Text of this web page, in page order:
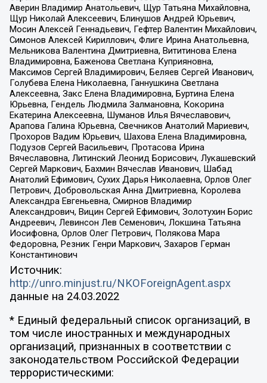
Аверин Владимир Анатольевич, Щур Татьяна Михайловна,
Щур Николай Алексеевич, Блинушов Андрей Юрьевич,
Мосин Алексей Геннадьевич, Гефтер Валентин Михайлович,
Симонов Алексей Кириллович, Флиге Ирина Анатольевна,
Мельникова Валентина Дмитриевна, Вититинова Елена
Владимировна, Баженова Светлана Куприяновна,
Максимов Сергей Владимирович, Беляев Сергей Иванович,
Голубева Елена Николаевна, Ганнушкина Светлана
Алексеевна, Закс Елена Владимировна, Буртина Елена
Юрьевна, Гендель Людмила Залмановна, Кокорина
Екатерина Алексеевна, Шуманов Илья Вячеславович,
Арапова Галина Юрьевна, Свечников Анатолий Мариевич,
Прохоров Вадим Юрьевич, Шахова Елена Владимировна,
Подузов Сергей Васильевич, Протасова Ирина
Вячеславовна, Литинский Леонид Борисович, Лукашевский
Сергей Маркович, Бахмин Вячеслав Иванович, Шабад
Анатолий Ефимович, Сухих Дарья Николаевна, Орлов Олег
Петрович, Добровольская Анна Дмитриевна, Королева
Александра Евгеньевна, Смирнов Владимир
Александрович, Вицин Сергей Ефимович, Золотухин Борис
Андреевич, Левинсон Лев Семенович, Локшина Татьяна
Иосифовна, Орлов Олег Петрович, Полякова Мара
Федоровна, Резник Генри Маркович, Захаров Герман
Константинович
Источник:
http://unro.minjust.ru/NKOForeignAgent.aspx
данные на 24.03.2022
* Единый федеральный список организаций, в
том числе иностранных и международных
организаций, признанных в соответствии с
законодательством Российской Федерации
террористическими: